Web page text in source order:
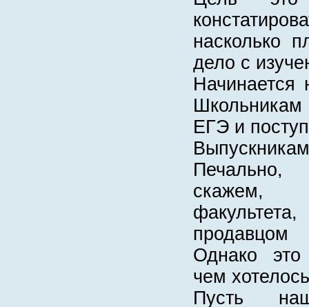
насколько
дело с
Начинается
Школьникам
ЕГЭ и
Печально,
скажем,
Однако
чем
Пусть